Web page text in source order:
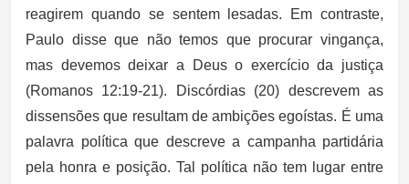
reagirem quando se sentem lesadas. Em contraste,
Paulo disse que não temos que procurar vingança,
mas devemos deixar a Deus o exercício da justiça
(Romanos 12:19-21). Discórdias (20) descrevem as
dissensões que resultam de ambições egoístas. É uma
palavra política que descreve a campanha partidária
pela honra e posição. Tal política não tem lugar entre